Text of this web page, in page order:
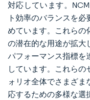
対応しています。
ト効率のバランスを
めています。これらの
の潜在的な用途が拡大
パフォーマンス指標を
しています。これらの
ォリオ全体でさまざ
応するための多様な選